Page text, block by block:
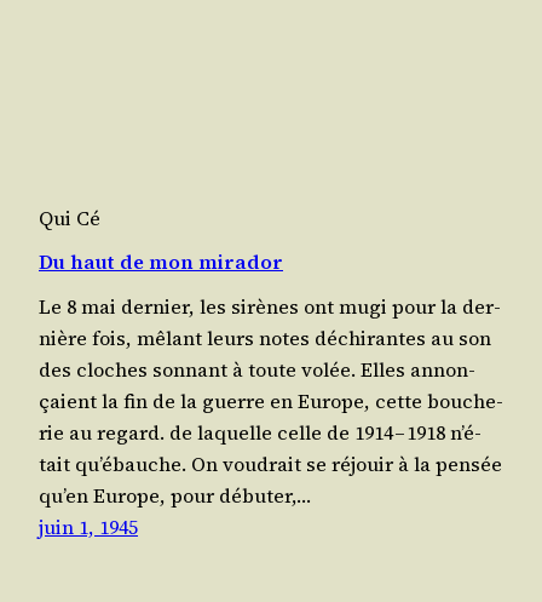
Qui Cé
Du haut de mon mirador
Le 8 mai der­nier, les sirènes ont mugi pour la der­
nière fois, mêlant leurs notes déchi­rantes au son
des cloches son­nant à toute volée. Elles annon­
çaient la fin de la guerre en Europe, cette bou­che­
rie au regard. de laquelle celle de 1914 – 1918 n’é­
tait qu’é­bauche. On vou­drait se réjouir à la pen­sée
qu’en Europe, pour débu­ter,…
juin 1, 1945